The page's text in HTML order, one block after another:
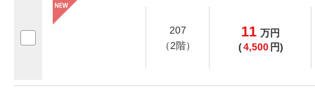
207
（2階）
11 万円
(4,500 円)